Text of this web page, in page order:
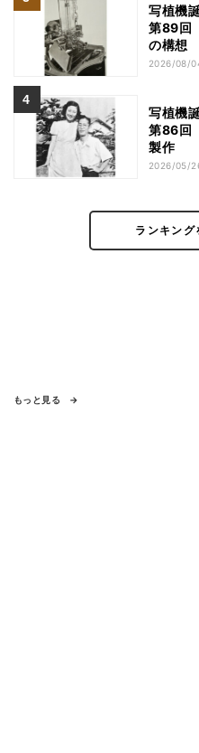
写植機
第89回
の構想
2026/08/
写植機
第86回
製作
2026/05/
ランキング
もっと見る